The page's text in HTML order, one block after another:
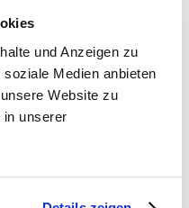
und Anzeigen zu
Medien anbieten
Website zu
in unserer